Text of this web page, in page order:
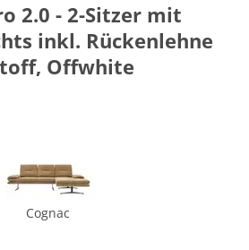
2.0 - 2-Sitzer mit
inkl. Rückenlehne
Offwhite
Cognac